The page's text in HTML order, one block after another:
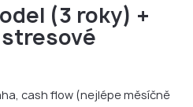
(3 roky) +
cash flow (nejlépe měsíčně